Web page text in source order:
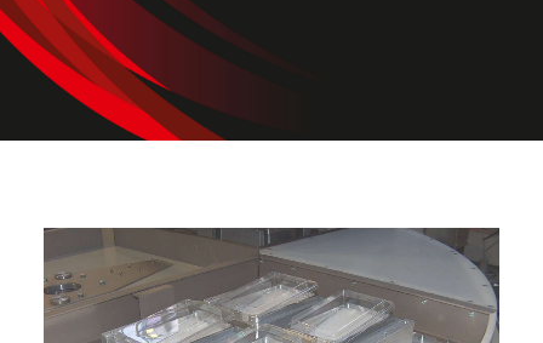
KONTAKTIEREN
NEUIGKEITEN UND VERANSTALTUNGEN
DOWNLOAD